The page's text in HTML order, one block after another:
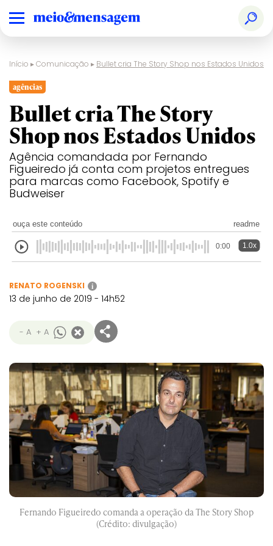
Início ▸Comunicação ▸ Bullet cria The Story Shop nos Estados Unidos
agências
Bullet cria The Story
Shop nos Estados Unidos
Agência comandada por Fernando
Figueiredo já conta com projetos entregues
para marcas como Facebook, Spotify e
Budweiser
ouça este conteúdo readme
0:00 1.0x
RENATO ROGENSKI i
13 de junho de 2019 - 14h52
- A + A
Fernando Figueiredo comanda a operação da The Story Shop
(Crédito: divulgação)